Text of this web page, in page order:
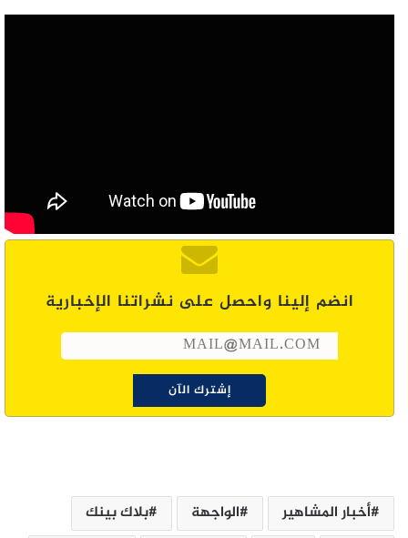
انضم إلينا واحصل على نشراتنا الإخبارية
أخبار المشاهير الواجهة
بلاك بينك